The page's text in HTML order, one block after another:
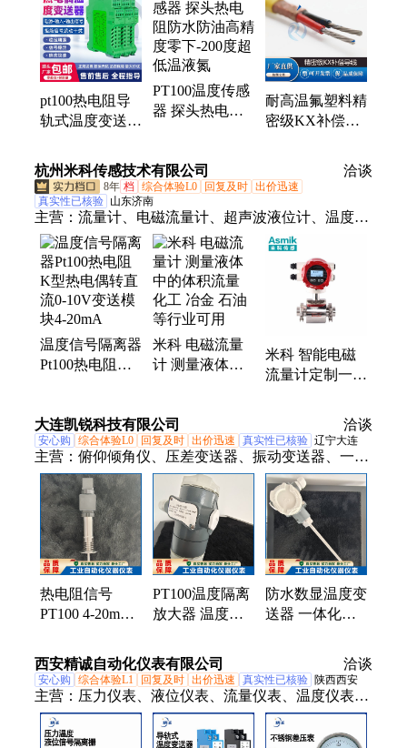
pt100热电阻导
轨式温度变送器
20mA模拟量0-
10V输出
PT100温度传感
器 探头热电阻
温液氮
耐高温氟塑料精
密级KX补偿导
HS200-FFRP
1*2*2.5
杭州米科传感技术有限公司 洽谈
8年 档 综合体验L0 回复及时 出价迅速
真实性已核验 山东济南
主营： 流量计、电磁流量计、超声波液位计、温度传
感器、信号隔离器、物位计、压力变送器、电导率、
溶氧仪、浊度仪、液位计、料位仪、超声波流量计、
无纸记录仪、在线ph计、在线orp计、污泥浓度计、
涡街流量计、雷达液位计、数显表、电压变送器、电
流变送器、冷热量表、热式气体质量流量计
温度信号隔离器
Pt100热电阻K
4-20mA
米科 电磁流量
计 测量液体中
行业可用
米科 智能电磁
流量计定制一体
大连凯锐科技有限公司 洽谈
安心购 综合体验L0 回复及时 出价迅速 真实性已核验 辽宁大连
主营： 俯仰倾角仪、压差变送器、振动变送器、一体
化温度变送器、温度变送器、智能温度变送器、
PT100温度变送器、导轨式温度变送器、料位传感
器、热电偶、热电阻、超声波传感器、高温热电偶、
防爆热电偶、防爆热电阻、VEGA雷达物位计、压力
变送器、振动传感器、振动物位计、激光扫描测径
仪、高温高压热电阻、绝对型编码器、高压热电阻、
带压安装式热电阻、铠装热电偶
热电阻信号
PT100 4-20mA
度变送器
PT100温度隔离
放大器 温度信
变送器
防水数显温度变
送器 一体化热
西安精诚自动化仪表有限公司 洽谈
安心购 综合体验L1 回复及时 出价迅速 真实性已核验 陕西西安
主营： 压力仪表、液位仪表、流量仪表、温度仪表、
二次显示控制仪表、水质监测仪表